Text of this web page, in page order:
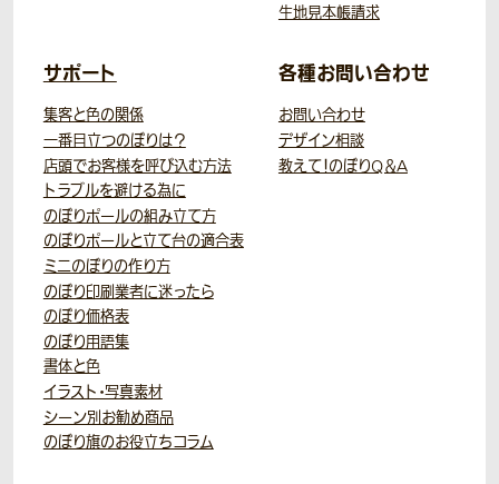
生地見本帳請求
サポート
集客と色の関係
一番目立つのぼりは？
店頭でお客様を呼び込む方法
トラブルを避ける為に
のぼりポールの組み立て方
のぼりポールと立て台の適合表
ミニのぼりの作り方
のぼり印刷業者に迷ったら
のぼり価格表
のぼり用語集
書体と色
イラスト・写真素材
シーン別お勧め商品
のぼり旗のお役立ちコラム
各種お問い合わせ
お問い合わせ
デザイン相談
教えて！のぼりQ＆A